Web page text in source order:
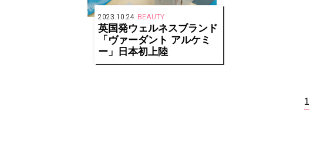
2023.10.24 BEAUTY
英国発ウェルネスブランド
「ヴァーダント アルケミ
ー」日本初上陸
1